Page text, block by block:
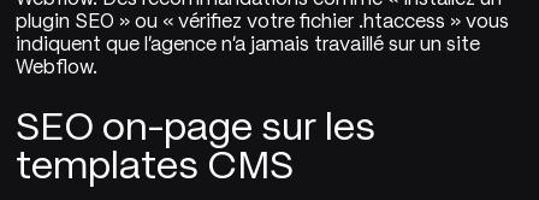
plugin SEO » ou « vérifiez votre fichier .htaccess » vous
indiquent que l'agence n'a jamais travaillé sur un site
Webflow.
SEO on-page sur les
templates CMS